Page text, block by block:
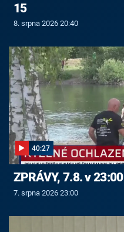
15
8. srpna 2026 20:40
40:27
ZPRÁVY, 7.8. v 23:00
7. srpna 2026 23:00